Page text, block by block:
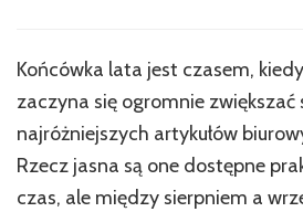
jakich
miejscach
można
kupować
biurowe
Końcówka lata jest czasem,
zaczyna się ogromnie zwiększać
najróżniejszych artykułów
Rzecz jasna są one dostępne
czas, ale między sierpniem a